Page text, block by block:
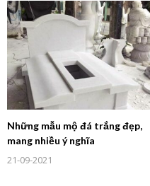
Những mẫu mộ đá trắng đẹp,
mang nhiều ý nghĩa
21-09-2021